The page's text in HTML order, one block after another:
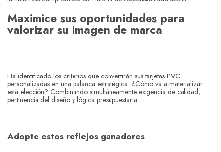
Maximice sus oportunidades para
valorizar su imagen de marca
Ha identificado los criterios que convertirán sus tarjetas PVC
personalizadas en una palanca estratégica. ¿Cómo va a materializar
esta elección? Combinando simultáneamente exigencia de calidad,
pertinencia del diseño y lógica presupuestaria.
Adopte estos reflejos ganadores